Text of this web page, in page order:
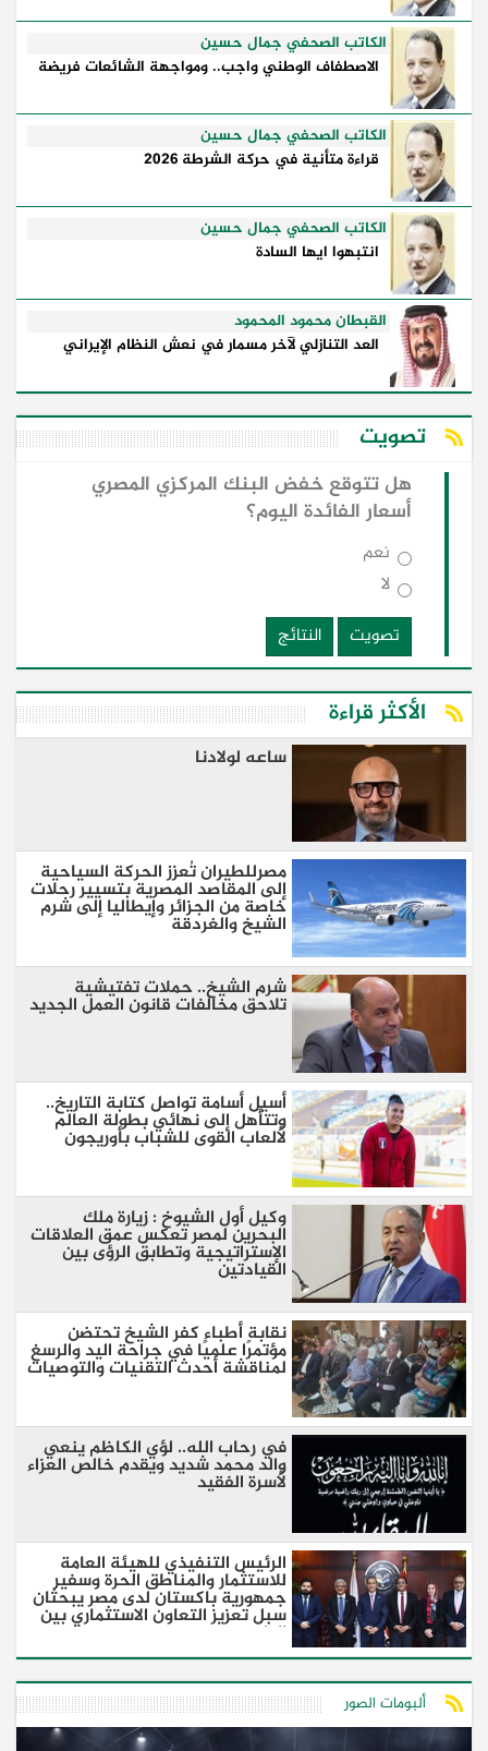
الكاتب الصحفي جمال حسين
الاصطفاف الوطني واجب.. ومواجهة الشائعات فريضة
الكاتب الصحفي جمال حسين
قراءة متأنية في حركة الشرطة 2026
الكاتب الصحفي جمال حسين
انتبهوا ايها السادة
القبطان محمود المحمود
العد التنازلي لآخر مسمار في نعش النظام الإيراني
تصويت
هل تتوقع خفض البنك المركزي المصري
أسعار الفائدة اليوم؟
نعم
لا
تصويت
النتائج
الأكثر قراءة
ساعه لولادنا
مصرللطيران تُعزز الحركة السياحية
إلى المقاصد المصرية بتسيير رحلات
خاصة من الجزائر وإيطاليا إلى شرم
الشيخ والغردقة
شرم الشيخ.. حملات تفتيشية
تلاحق مخالفات قانون العمل الجديد
أسيل أسامة تواصل كتابة التاريخ..
وتتأهل إلى نهائي بطولة العالم
لألعاب القوى للشباب بأوريجون
وكيل أول الشيوخ : زيارة ملك
البحرين لمصر تعكس عمق العلاقات
الإستراتيجية وتطابق الرؤى بين
القيادتين
نقابة أطباء كفر الشيخ تحتضن
مؤتمرًا علميًا في جراحة اليد والرسغ
لمناقشة أحدث التقنيات والتوصيات
في رحاب الله.. لؤي الكاظم ينعي
والد محمد شديد ويقدم خالص العزاء
لأسرة الفقيد
الرئيس التنفيذي للهيئة العامة
للاستثمار والمناطق الحرة وسفير
جمهورية باكستان لدى مصر يبحثان
سبل تعزيز التعاون الاستثماري بين
البلدين
ألبومات الصور